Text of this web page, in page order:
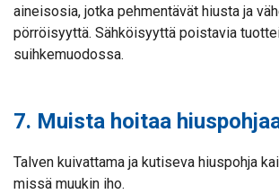
aineisosia, jotka pehmentävät hiusta ja
pörröisyyttä. Sähköisyyttä poistavia
suihkemuodossa.
7. Muista hoitaa
Talven kuivattama ja kutiseva hiuspohja
missä muukin iho.